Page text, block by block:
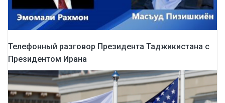
Телефонный разговор Президента Таджикистана с
Президентом Ирана